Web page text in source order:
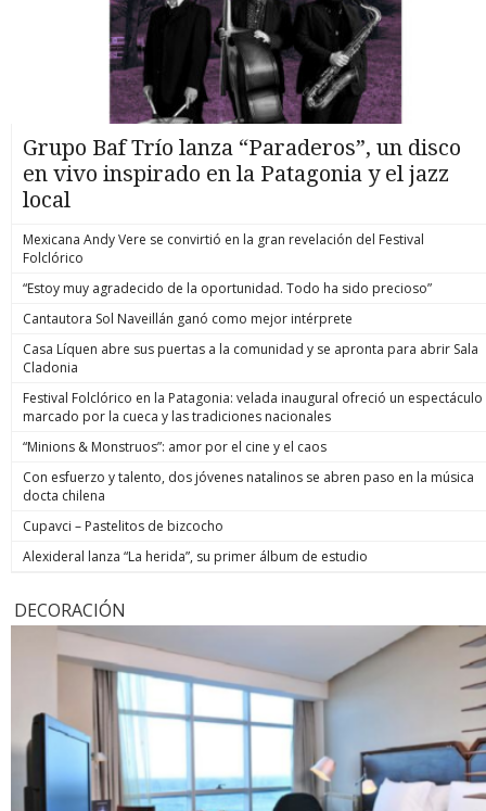
Grupo Baf Trío lanza “Paraderos”, un disco
en vivo inspirado en la Patagonia y el jazz
local
Mexicana Andy Vere se convirtió en la gran revelación del Festival
Folclórico
“Estoy muy agradecido de la oportunidad. Todo ha sido precioso”
Cantautora Sol Naveillán ganó como mejor intérprete
Casa Líquen abre sus puertas a la comunidad y se apronta para abrir Sala
Cladonia
Festival Folclórico en la Patagonia: velada inaugural ofreció un espectáculo
marcado por la cueca y las tradiciones nacionales
“Minions & Monstruos”: amor por el cine y el caos
Con esfuerzo y talento, dos jóvenes natalinos se abren paso en la música
docta chilena
Cupavci – Pastelitos de bizcocho
Alexideral lanza “La herida”, su primer álbum de estudio
DECORACIÓN